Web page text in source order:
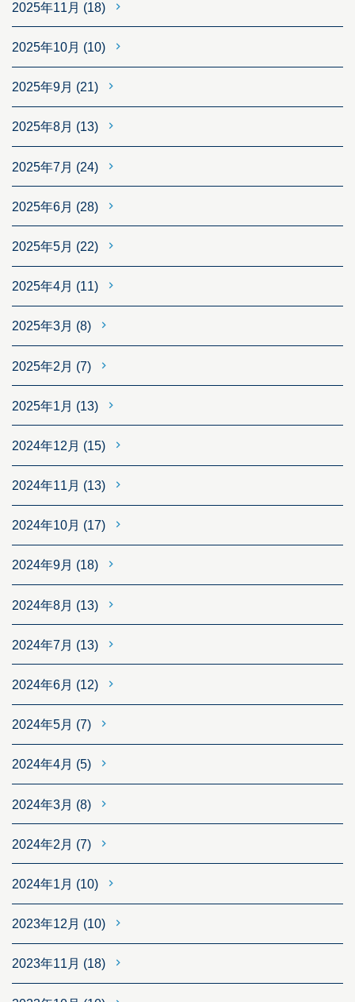
2025年11月 (18)
2025年10月 (10)
2025年9月 (21)
2025年8月 (13)
2025年7月 (24)
2025年6月 (28)
2025年5月 (22)
2025年4月 (11)
2025年3月 (8)
2025年2月 (7)
2025年1月 (13)
2024年12月 (15)
2024年11月 (13)
2024年10月 (17)
2024年9月 (18)
2024年8月 (13)
2024年7月 (13)
2024年6月 (12)
2024年5月 (7)
2024年4月 (5)
2024年3月 (8)
2024年2月 (7)
2024年1月 (10)
2023年12月 (10)
2023年11月 (18)